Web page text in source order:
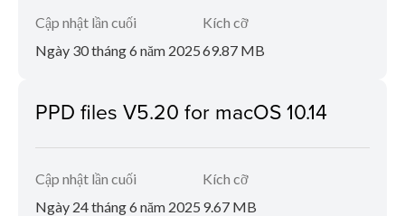
Cập nhật lần cuối
Ngày 30 tháng 6 năm 2025
Kích cỡ
69.87 MB
PPD files V5.20 for macOS 10.14
Cập nhật lần cuối
Ngày 24 tháng 6 năm 2025
Kích cỡ
9.67 MB